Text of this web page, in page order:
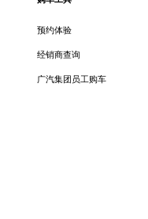
预约体验
经销商查询
广汽集团员工购车